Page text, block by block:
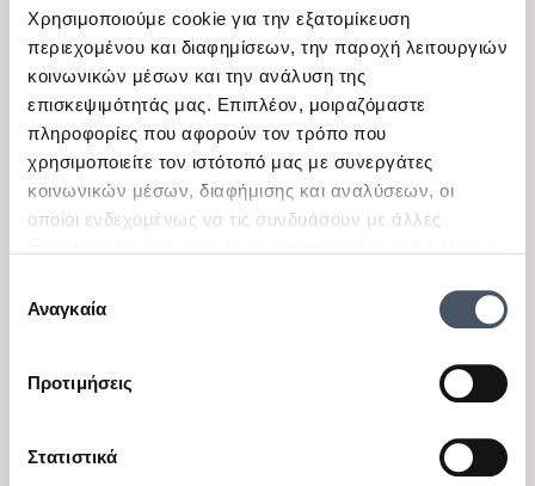
Χρησιμοποιούμε cookie για την εξατομίκευση
περιεχομένου και διαφημίσεων, την παροχή λειτουργιών
κοινωνικών μέσων και την ανάλυση της
επισκεψιμότητάς μας. Επιπλέον, μοιραζόμαστε
πληροφορίες που αφορούν τον τρόπο που
χρησιμοποιείτε τον ιστότοπό μας με συνεργάτες
κοινωνικών μέσων, διαφήμισης και αναλύσεων, οι
οποίοι ενδεχομένως να τις συνδυάσουν με άλλες
των υπηρεσιών τους.
συγκατάθεσης
Αναγκαία
Προτιμήσεις
Στατιστικά
Βρεφικά καλτσάκια για
Βρεφικά καλτσάκια για
κορίτσι Mayoral εκρού
Διαθέσιμα μεγέθη